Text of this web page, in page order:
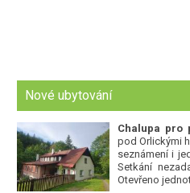
Nové ubytování
Chalupa pro
pod Orlickými
seznámení i
Setkání
Otevřeno